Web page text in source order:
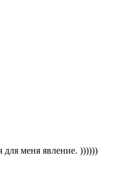
для меня явление. ))))))